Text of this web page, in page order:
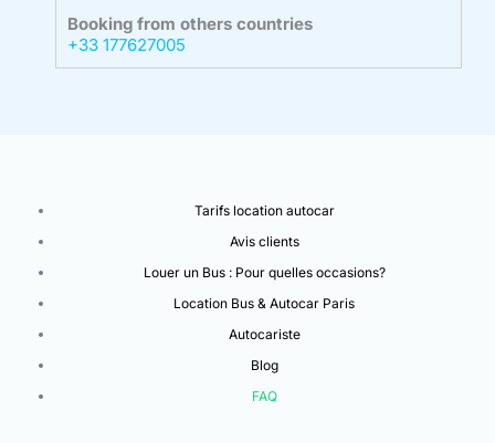
Booking from others countries
+33 177627005
Tarifs location autocar
Avis clients
Louer un Bus : Pour quelles occasions?
Location Bus & Autocar Paris
Autocariste
Blog
FAQ